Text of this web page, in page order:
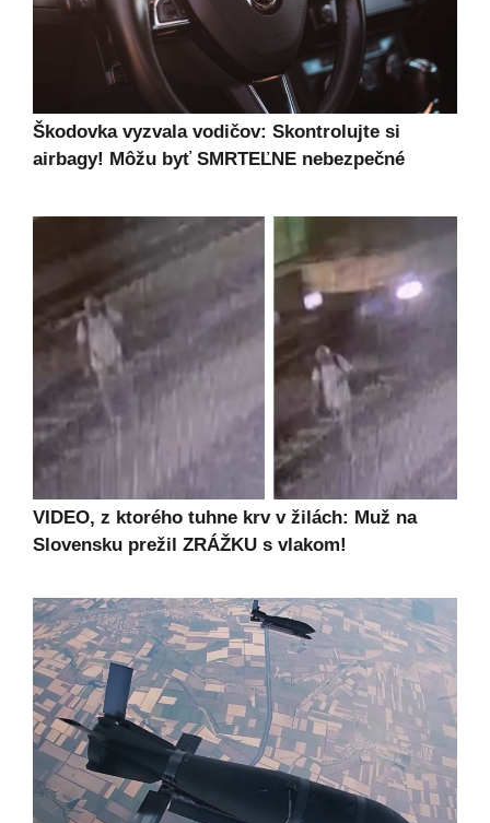
Škodovka vyzvala vodičov: Skontrolujte si
airbagy! Môžu byť SMRTEĽNE nebezpečné
VIDEO, z ktorého tuhne krv v žilách: Muž na
Slovensku prežil ZRÁŽKU s vlakom!